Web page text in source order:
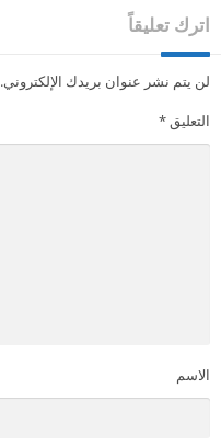
اترك تعليقاً
لن يتم نشر عنوان بريدك الإلكتروني.
التعليق*
الاسم